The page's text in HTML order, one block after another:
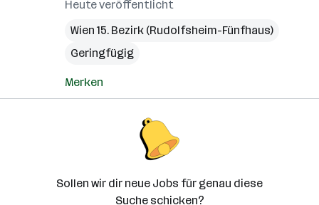
Heute veröffentlicht
Wien 15. Bezirk (Rudolfsheim-Fünfhaus)
Geringfügig
Merken
Sollen wir dir neue Jobs für genau diese
Suche schicken?